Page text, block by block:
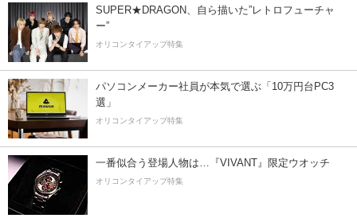
SUPER★DRAGON、自ら描いた”レトロフューチャ
ー”
オリコンタイアップ特集
パソコンメーカー社員が本気で選ぶ「10万円台PC3
選」
オリコンタイアップ特集
一番似合う登場人物は…『VIVANT』限定ウオッチ
オリコンタイアップ特集